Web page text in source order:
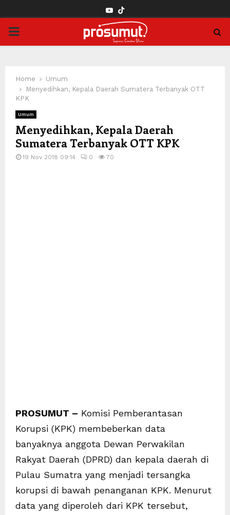
YOUTUBE
PRIMARY
Home
Umum
Menyedihkan, Kepala Daerah Sumatera Terbanyak OTT
KPK
Umum
Menyedihkan, Kepala Daerah
Sumatera Terbanyak OTT KPK
19 Nov 2018 09:14 0 70
PROSUMUT – Komisi Pemberantasan
Korupsi (KPK) membeberkan data
banyaknya anggota Dewan Perwakilan
Rakyat Daerah (DPRD) dan kepala daerah di
Pulau Sumatra yang menjadi tersangka
korupsi di bawah penanganan KPK. Menurut
data yang diperoleh dari KPK tersebut,